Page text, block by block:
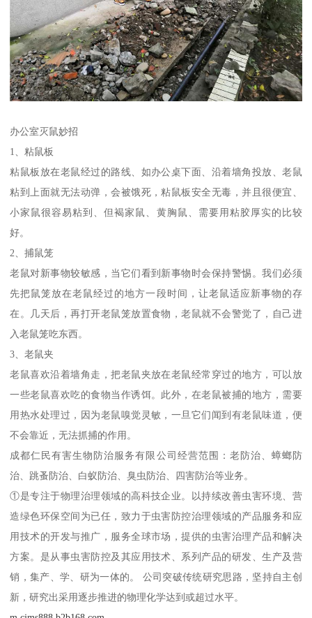
办公室灭鼠妙招
1、粘鼠板
粘鼠板放在老鼠经过的路线、如办公桌下面、沿着墙角投放、老鼠
粘到上面就无法动弹，会被饿死，粘鼠板安全无毒，并且很便宜、
小家鼠很容易粘到、但褐家鼠、黄胸鼠、需要用粘胶厚实的比较
好。
2、捕鼠笼
老鼠对新事物较敏感，当它们看到新事物时会保持警惕。我们必须
先把鼠笼放在老鼠经过的地方一段时间，让老鼠适应新事物的存
在。几天后，再打开老鼠笼放置食物，老鼠就不会警觉了，自己进
入老鼠笼吃东西。
3、老鼠夹
老鼠喜欢沿着墙角走，把老鼠夹放在老鼠经常穿过的地方，可以放
一些老鼠喜欢吃的食物当作诱饵。此外，在老鼠被捕的地方，需要
用热水处理过，因为老鼠嗅觉灵敏，一旦它们闻到有老鼠味道，便
不会靠近，无法抓捕的作用。
成都仁民有害生物防治服务有限公司经营范围：老防治、蟑螂防
治、跳蚤防治、白蚁防治、臭虫防治、四害防治等业务。
①是专注于物理治理领域的高科技企业。以持续改善虫害环境、营
造绿色环保空间为已任，致力于虫害防控治理领域的产品服务和应
用技术的开发与推广，服务全球市场，提供的虫害治理产品和解决
方案。是从事虫害防控及其应用技术、系列产品的研发、生产及营
销，集产、学、研为一体的。 公司突破传统研究思路，坚持自主创
新，研究出采用逐步推进的物理化学达到或超过水平。